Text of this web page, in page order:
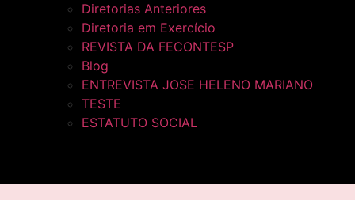
Diretorias Anteriores
Diretoria em Exercício
REVISTA DA FECONTESP
Blog
ENTREVISTA JOSE HELENO MARIANO
TESTE
ESTATUTO SOCIAL